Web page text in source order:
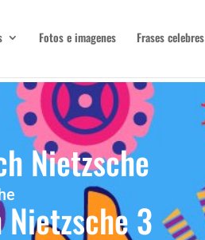
Fotos e imagenes Frases celebres
Nietzsche
3